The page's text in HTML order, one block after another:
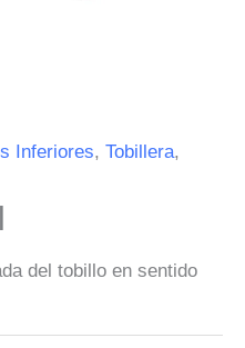
Inferiores, Tobillera,
del tobillo en sentido